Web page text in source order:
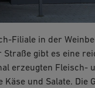
Filiale in der
Straße gibt es eine
erzeugten Fleisch-
und Salate. Die